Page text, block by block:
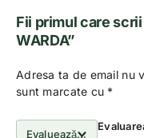
Fii primul care
WARDA”
Adresa ta de email nu
sunt marcate cu *